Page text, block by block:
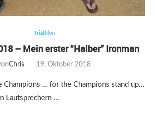
Triathlon
– Mein erster “Halber” Ironman
Chris 19. Oktober 2018
Champions … for the Champions stand up…
Lautsprechern …